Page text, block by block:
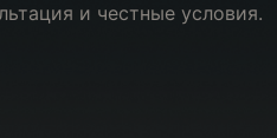
и честные условия.